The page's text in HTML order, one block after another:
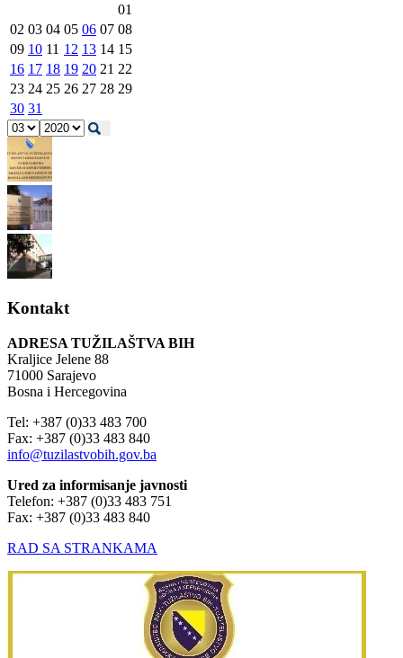
01
02 03 04 05 06 07 08
09 10 11 12 13 14 15
16 17 18 19 20 21 22
23 24 25 26 27 28 29
30 31
Kontakt
ADRESA TUŽILAŠTVA BIH
Kraljice Jelene 88
71000 Sarajevo
Bosna i Hercegovina
Tel: +387 (0)33 483 700
Fax: +387 (0)33 483 840
info@tuzilastvobih.gov.ba
Ured za informisanje javnosti
Telefon: +387 (0)33 483 751
Fax: +387 (0)33 483 840
RAD SA STRANKAMA